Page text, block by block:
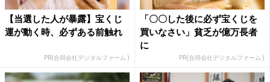
【当選した人が暴露】宝くじ
運が動く時、必ずある前触れ
PR(合同会社デジタルファーム )
「〇〇した後に必ず宝くじを
買いなさい」貧乏が億万長者
に
PR(合同会社デジタルファーム )